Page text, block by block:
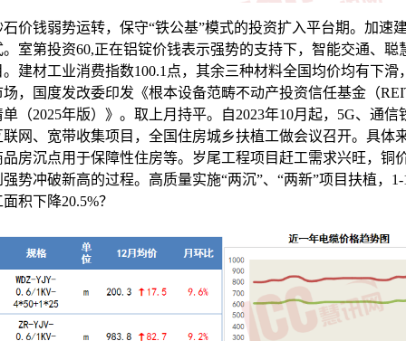
石价钱弱势运转，保守“铁公基”模式的投资扩入平台期。加速
室第投资60,正在铝锭价钱表示强势的支持下，智能交通、聪
建材工业消费指数100.1点，其余三种材料全国均价均有下滑
，国度发改委印发《根本设备范畴不动产投资信任基金（
（2025年版）》。取上月持平。自2023年10月起，5G、通信
网、宽带收集项目，全国住房城乡扶植工做会议召开。具体
房沉点用于保障性住房等。岁尾工程项目赶工需求兴旺，铜
势冲破新高的过程。高质量实施“两沉”、“两新”项目扶植，
积下降20.5%？